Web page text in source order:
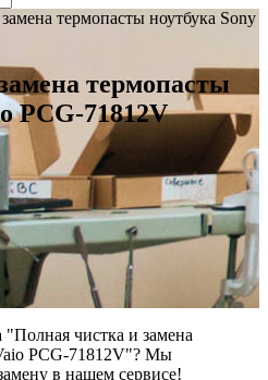
термопасты ноутбука Sony
термопасты
PCG-71812V
"Полная чистка и замена
PCG-71812V"? Мы
в нашем сервисе!